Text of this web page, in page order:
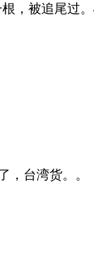
，被追尾过
，台湾货。。